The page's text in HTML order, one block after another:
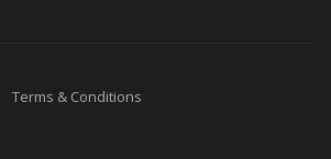
Terms & Conditions